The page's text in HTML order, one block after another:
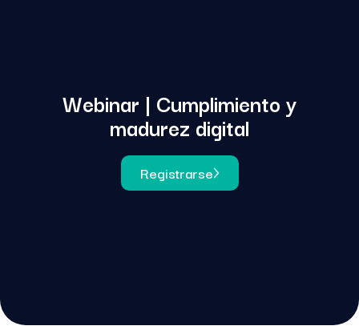
Webinar | Cumplimiento y
madurez digital
Registrarse